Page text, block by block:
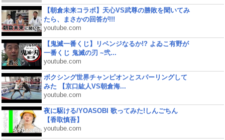
【朝倉未来コラボ】天心VS武尊の勝敗を聞いてみ
たら、まさかの回答が!!!
youtube.com
【鬼滅一番くじ】リベンジなるか!? よゐこ有野が
一番くじ 鬼滅の刃 ~弐...
youtube.com
ボクシング世界チャンピオンとスパーリングして
みた 【京口紘人VS朝倉海...
youtube.com
夜に駆ける/YOASOBI 歌ってみた!しんごちん
【香取慎吾】
youtube.com